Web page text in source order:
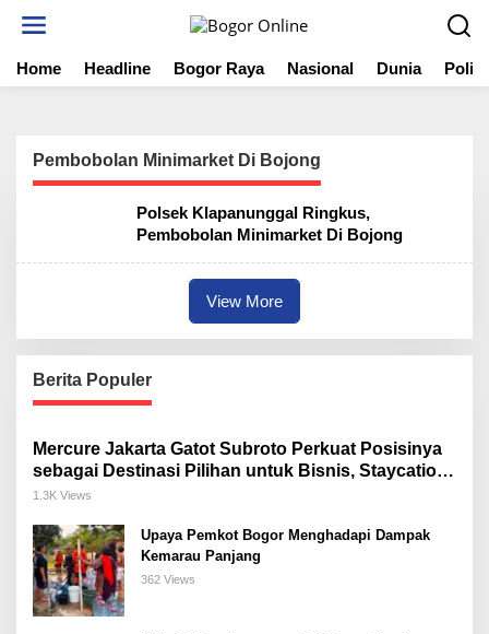
t
Home Headline Bogor Raya Nasional Dunia
Pembobolan Minimarket Di Bojong
Polsek Klapanunggal Ringkus,
Pembobolan Minimarket Di Bojong
View More
Berita Populer
Mercure Jakarta Gatot Subroto Perkuat Posisinya
sebagai Destinasi Pilihan untuk Bisnis, Staycation,
Meeting, dan Kuliner di Jakarta Selatan
1.3K Views
Upaya Pemkot Bogor Menghadapi Dampak
Kemarau Panjang
362 Views